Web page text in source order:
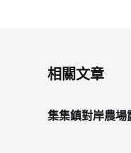
相關文章
集集鎮對岸農場